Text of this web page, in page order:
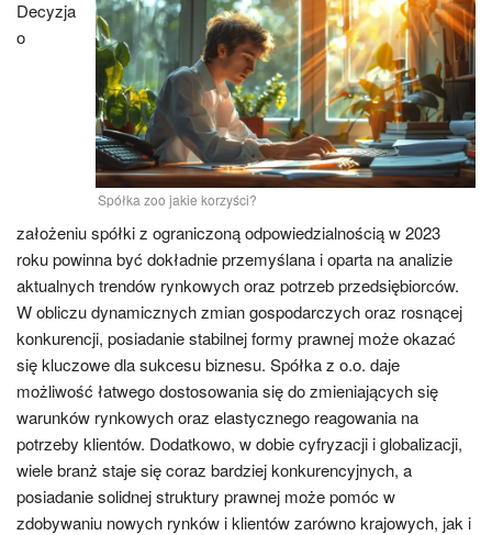
Spółka zoo jakie korzyści?
Decyzja
o
założeniu spółki z ograniczoną odpowiedzialnością w 2023
roku powinna być dokładnie przemyślana i oparta na analizie
aktualnych trendów rynkowych oraz potrzeb przedsiębiorców.
W obliczu dynamicznych zmian gospodarczych oraz rosnącej
konkurencji, posiadanie stabilnej formy prawnej może okazać
się kluczowe dla sukcesu biznesu. Spółka z o.o. daje
możliwość łatwego dostosowania się do zmieniających się
warunków rynkowych oraz elastycznego reagowania na
potrzeby klientów. Dodatkowo, w dobie cyfryzacji i globalizacji,
wiele branż staje się coraz bardziej konkurencyjnych, a
posiadanie solidnej struktury prawnej może pomóc w
zdobywaniu nowych rynków i klientów zarówno krajowych, jak i